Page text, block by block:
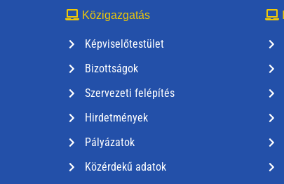
Közigazgatás
Képviselőtestület
Bizottságok
Szervezeti felépítés
Hirdetmények
Pályázatok
Közérdekű adatok